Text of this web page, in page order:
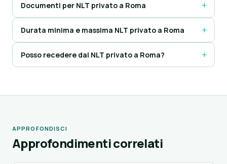
Documenti per NLT privato a Roma
Durata minima e massima NLT privato a Roma
Posso recedere dal NLT privato a Roma?
APPROFONDISCI
Approfondimenti correlati